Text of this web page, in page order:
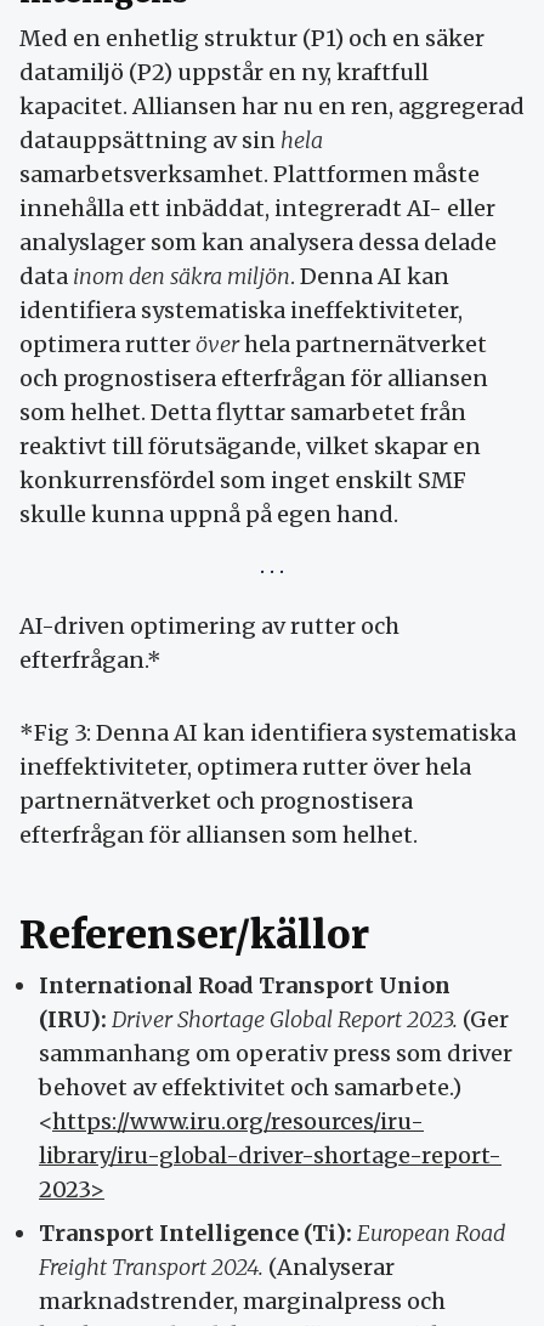
Med en enhetlig struktur (P1) och en säker
datamiljö (P2) uppstår en ny, kraftfull
kapacitet. Alliansen har nu en ren, aggregerad
datauppsättning av sin hela
samarbetsverksamhet. Plattformen måste
innehålla ett inbäddat, integreradt AI- eller
analyslager som kan analysera dessa delade
data inom den säkra miljön. Denna AI kan
identifiera systematiska ineffektiviteter,
optimera rutteröverhela partnernätverket
och prognostisera efterfrågan för alliansen
som helhet. Detta flyttar samarbetet från
reaktivt till förutsägande, vilket skapar en
konkurrensfördel som inget enskilt SMF
skulle kunna uppnå på egen hand.
AI-driven optimering av rutter och
efterfrågan.*
*Fig 3: Denna AI kan identifiera systematiska
ineffektiviteter, optimera rutter över hela
partnernätverket och prognostisera
efterfrågan för alliansen som helhet.
Referenser/källor
International Road Transport Union
(IRU): Driver Shortage Global Report 2023. (Ger
sammanhang om operativ press som driver
behovet av effektivitet och samarbete.)
<https://www.iru.org/resources/iru-
library/iru-global-driver-shortage-report-
2023>
Transport Intelligence (Ti): European Road
Freight Transport 2024. (Analyserar
marknadstrender, marginalpress och